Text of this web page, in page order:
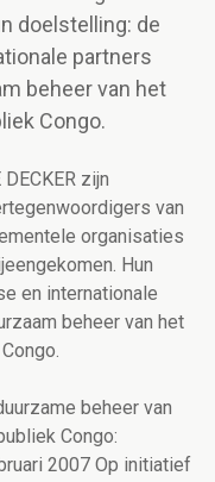
doelstelling: de
partners
beheer van het
Congo.
zijn
van
organisaties
Hun
en internationale
beheer van het
beheer van
Congo:
2007 Op initiatief